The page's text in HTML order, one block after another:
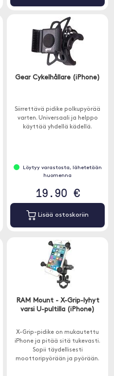
Gear Cykelhållare (iPhone)
Siirrettävä pidike polkupyörää
varten. Universaali ja helppo
käyttää yhdellä kädellä.
Löytyy varastosta, lähetetään
huomenna
19.90 €
Lisää ostoskoriin
RAM Mount - X-Grip-lyhyt
varsi U-pultilla (iPhone)
X-Grip-pidike on mukautettu
iPhone ja pitää sitä tukevasti.
Sopii täydellisesti
moottoripyörään ja pyörään.